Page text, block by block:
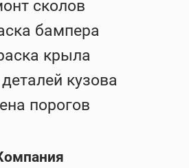
сколов
бампера
крыла
кузова
порогов